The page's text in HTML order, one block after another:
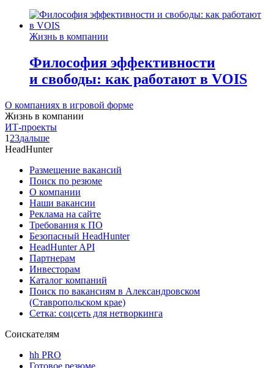
Жизнь в компании
Философия эффективности
и свободы: как работают в VOIS
О компаниях в игровой форме
Жизнь в компании
ИТ-проекты
1 23дальше
HeadHunter
Размещение вакансий
Поиск по резюме
О компании
Наши вакансии
Реклама на сайте
Требования к ПО
Безопасный HeadHunter
HeadHunter API
Партнерам
Инвесторам
Каталог компаний
Поиск по вакансиям в Александровском
(Ставропольском крае)
Сетка: соцсеть для нетворкинга
Соискателям
hh PRO